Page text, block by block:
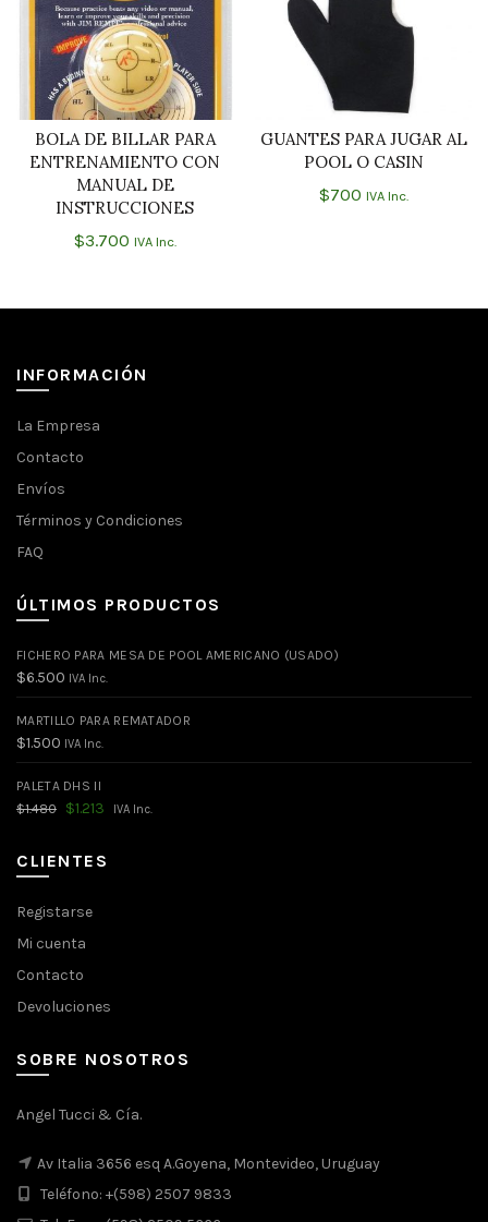
AÑADIR AL CARRITO
BOLA DE BILLAR PARA
ENTRENAMIENTO CON
MANUAL DE
INSTRUCCIONES
$3.700 IVA Inc.
AÑADIR AL CARRITO
GUANTES PARA JUGAR AL
POOL O CASIN
$700 IVA Inc.
INFORMACIÓN
La Empresa
Contacto
Envíos
Términos y Condiciones
FAQ
ÚLTIMOS PRODUCTOS
FICHERO PARA MESA DE POOL AMERICANO (USADO)
$6.500 IVA Inc.
MARTILLO PARA REMATADOR
$1.500 IVA Inc.
PALETA DHS II
$1.480
El
era:
$1.480.
$1.213 El
IVA Inc.
CLIENTES
Registarse
Mi cuenta
Contacto
Devoluciones
SOBRE NOSOTROS
Angel Tucci & Cía.
Av Italia 3656 esq A.Goyena, Montevideo, Uruguay
Teléfono: +(598) 2507 9833